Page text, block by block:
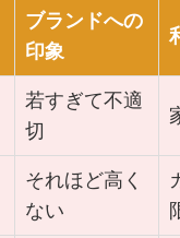
ブランドへの
印象
若すぎて不適
切
それほど高く
ない